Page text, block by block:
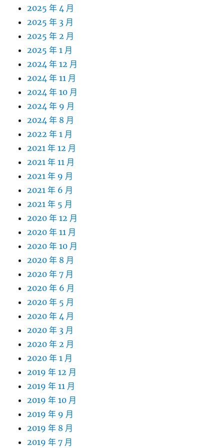
2025 年 4 月
2025 年 3 月
2025 年 2 月
2025 年 1 月
2024 年 12 月
2024 年 11 月
2024 年 10 月
2024 年 9 月
2024 年 8 月
2022 年 1 月
2021 年 12 月
2021 年 11 月
2021 年 9 月
2021 年 6 月
2021 年 5 月
2020 年 12 月
2020 年 11 月
2020 年 10 月
2020 年 8 月
2020 年 7 月
2020 年 6 月
2020 年 5 月
2020 年 4 月
2020 年 3 月
2020 年 2 月
2020 年 1 月
2019 年 12 月
2019 年 11 月
2019 年 10 月
2019 年 9 月
2019 年 8 月
2019 年 7 月